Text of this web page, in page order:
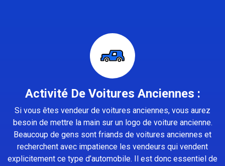
Activité De Voitures Anciennes :
Si vous êtes vendeur de voitures anciennes, vous aurez
besoin de mettre la main sur un logo de voiture ancienne.
Beaucoup de gens sont friands de voitures anciennes et
recherchent avec impatience les vendeurs qui vendent
explicitement ce type d’automobile. Il est donc essentiel de